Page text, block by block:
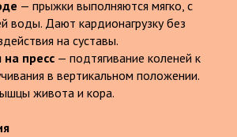
— прыжки выполняются мягко, с
воды. Дают кардионагрузку без
на суставы.
пресс — подтягивание коленей к
в вертикальном положении.
живота и кора.